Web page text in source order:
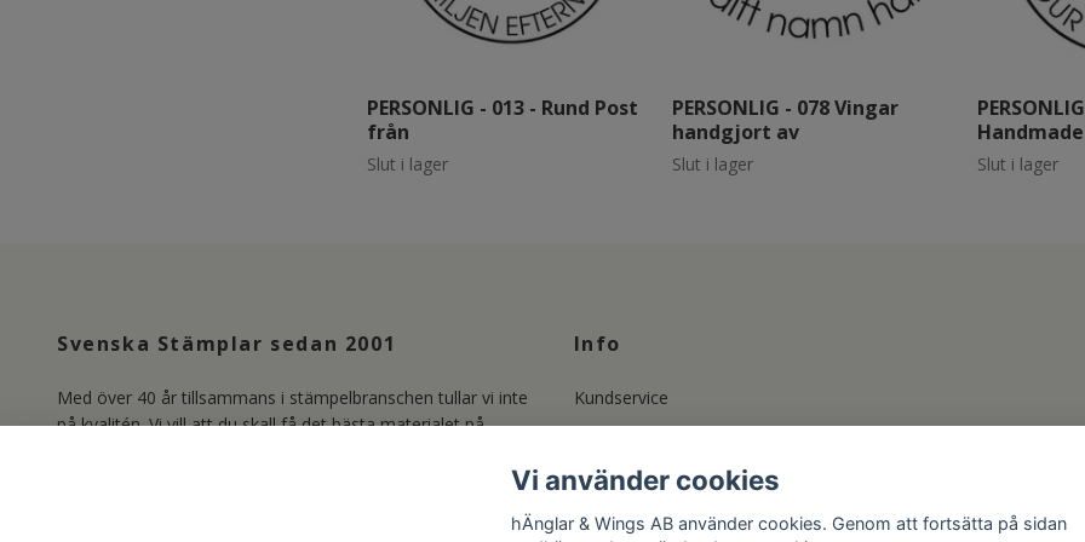
PERSONLIG - 013 - Rund Post
från
Slut i lager
PERSONLIG - 078 Vingar
handgjort av
Slut i lager
Handmade
Slut i lager
Svenska Stämplar sedan 2001
Med över 40 år tillsammans i stämpelbranschen tullar vi inte
på kvalitén. Vi vill att du skall få det bästa materialet på
Photopolymer. Läs mer om oss under länken Kundservice.
Info
Kundservice
Info om våra Stämplar
Änglapolicy och Upphovsrätt
Vi använder cookies
hÄnglar & Wings AB använder cookies. Genom att fortsätta på sidan